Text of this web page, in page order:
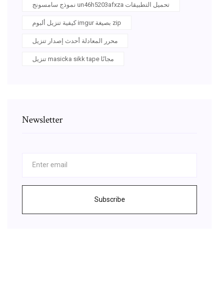
نموذج سامسونج un46h5203afxza تحميل التطبيقات
كيفية تنزيل ألبوم imgur بصيغة zip
محرر المعادلة أحدث إصدار تنزيل
تنزيل masicka sikk tape مجانًا
Newsletter
Subscribe